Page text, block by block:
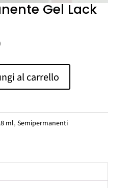
Gel Lack
Il
attuale
è: al carrello
ml, Semipermanenti